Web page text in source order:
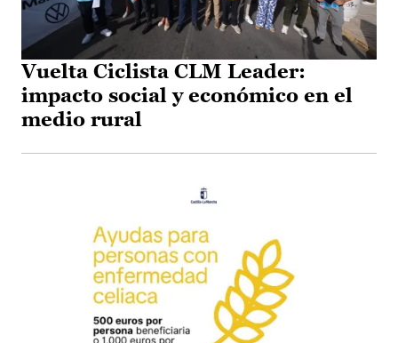
Vuelta Ciclista CLM Leader:
impacto social y económico en el
medio rural